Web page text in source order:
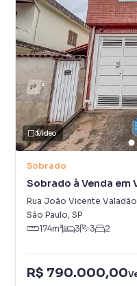
Vídeo
Sobrado
Sobrado à Venda em
Rua João Vicente Valadão
São Paulo, SP
174m² 3 3 2
R$ 790.000,00